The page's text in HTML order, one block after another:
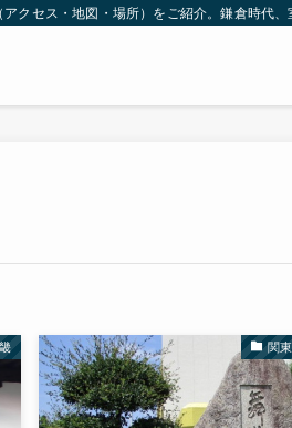
クセス・地図・場所）をご紹介。鎌倉時代
関